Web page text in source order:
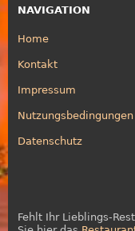
NAVIGATION
Home
Kontakt
Impressum
Nutzungsbedingungen
Datenschutz
Fehlt Ihr Lieblings-